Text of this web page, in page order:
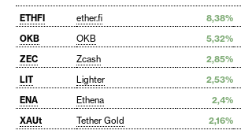
ETHFI ether.fi 8,38%
OKB
OKB 5,32%
ZEC
Zcash 2,85%
LIT
Lighter 2,53%
ENA
Ethena 2,4%
XAUt
Tether Gold 2,16%